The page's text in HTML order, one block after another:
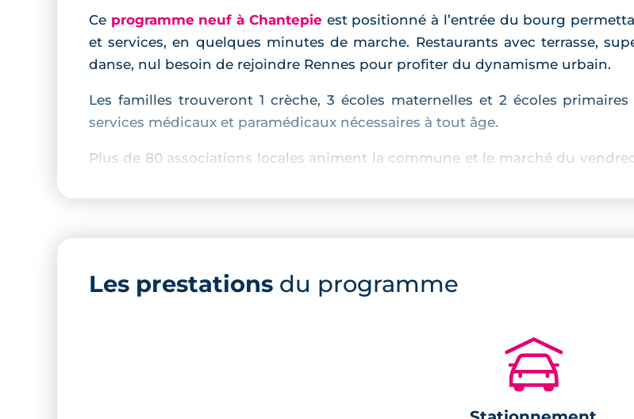
Ce programme neuf à Chantepieest positionné à l’entrée du bourg
et services, en quelques minutes de marche. Restaurants avec terrasse,
danse, nul besoin de rejoindre Rennes pour profiter du dynamisme urbain.
Les familles trouveront 1 crèche, 3 écoles maternelles et 2 écoles
services médicaux et paramédicaux nécessaires à tout âge.
Plus de 80 associations locales animent la commune et le marché du
Les 3 villas et les 3 résidences composées de 22 à 33 appartements sont
Le programme affiche une belle ambition écologique avec un taux
la résidence, de plus de 50%. Le réseau de chauffage repose sur une boucle
Les prestations du programme
🚗